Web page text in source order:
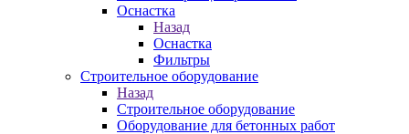
Оснастка
Назад
Оснастка
Фильтры
Строительное оборудование
Назад
Строительное оборудование
Оборудование для бетонных работ